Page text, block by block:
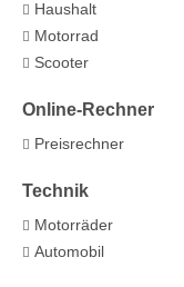
Haushalt
Motorrad
Scooter
Online-Rechner
Preisrechner
Technik
Motorräder
Automobil